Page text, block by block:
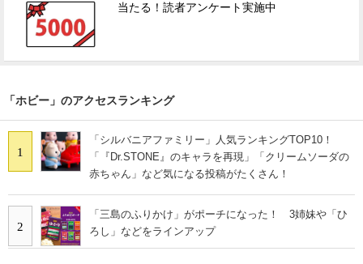
当たる！読者アンケート実施中
「ホビー」のアクセスランキング
1
「シルバニアファミリー」人気ランキングTOP10！
「『Dr.STONE』のキャラを再現」「クリームソーダの
赤ちゃん」など気になる投稿がたくさん！
2
「三島のふりかけ」がポーチになった！ 3姉妹や「ひ
ろし」などをラインアップ